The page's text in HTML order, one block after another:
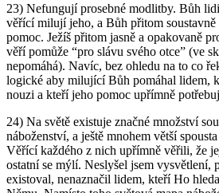
23) Nefungují prosebné modlitby. Bůh
věřící milují jeho, a Bůh přitom
pomoc. Ježíš přitom jasně a opakovaně
věří pomůže “pro slávu svého otce” (ve
nepomáhá). Navíc, bez ohledu na to co
logické aby milující Bůh pomáhal lidem,
nouzi a kteří jeho pomoc upřímně
24) Na světě existuje značné množství
náboženství, a ještě mnohem větší
Věřící každého z nich upřímně věřili, že
ostatní se mýlí. Neslyšel jsem vysvětlení,
existoval, nenaznačil lidem, kteří Ho